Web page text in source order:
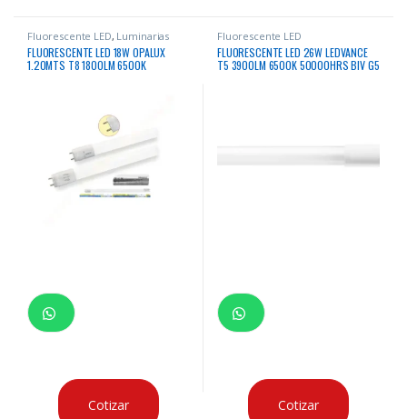
Fluorescente LED, Luminarias
con Sensor
FLUORESCENTE LED 18W OPALUX
1.20MTS T8 1800LM 6500K
Cotizar
Fluorescente LED
FLUORESCENTE LED 26W LEDVANCE
T5 3900LM 6500K 50000HRS BIV G5
Cotizar